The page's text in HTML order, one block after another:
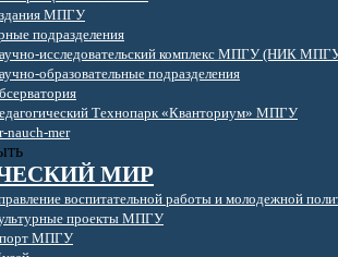
МПГУ
подразделения
исследовательский комплекс МПГУ (НИК
образовательные подразделения
Технопарк «Кванториум» МПГУ
МИР
воспитательной работы и молодежной
проекты МПГУ
МПГУ